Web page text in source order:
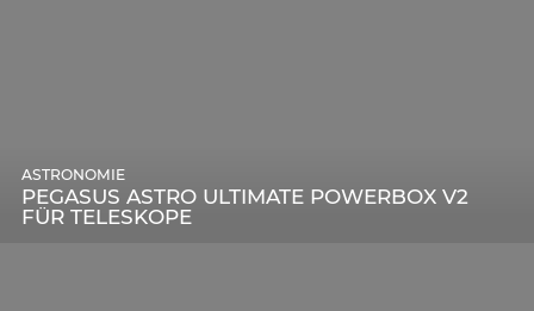
PEGASUS ASTRO ULTIMATE POWERBOX V2
FÜR TELESKOPE
ASTRONOMIE